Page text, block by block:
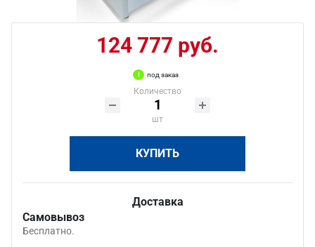
124 777 руб.
под заказ
Количество
шт
КУПИТЬ
Доставка
Самовывоз
Бесплатно.